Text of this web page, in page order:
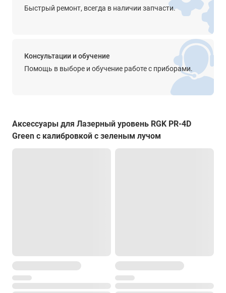
Степень защиты от пыли и влаги
от -15° до +50°С
150 х 87 х 128 мм
Быстрый ремонт, всегда в наличии запчасти.
Консультации и обучение
Помощь в выборе и обучение работе с приборами.
Аксессуары для Лазерный уровень RGK PR-4D
Green с калибровкой с зеленым лучом